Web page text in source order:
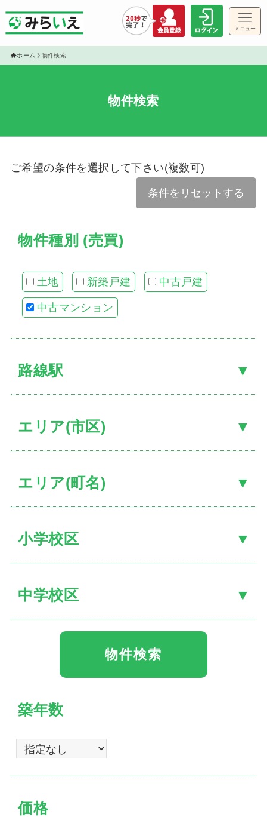
住宅
当社
スタ
メニュー
ホーム 物件検索
物件検索
ご希望の条件を選択して下さい(複数可)
条件をリセットする
物件種別 (売買)
土地 新築戸建 中古戸建
中古マンション
路線駅
エリア(市区)
エリア(町名)
小学校区
中学校区
築年数
価格